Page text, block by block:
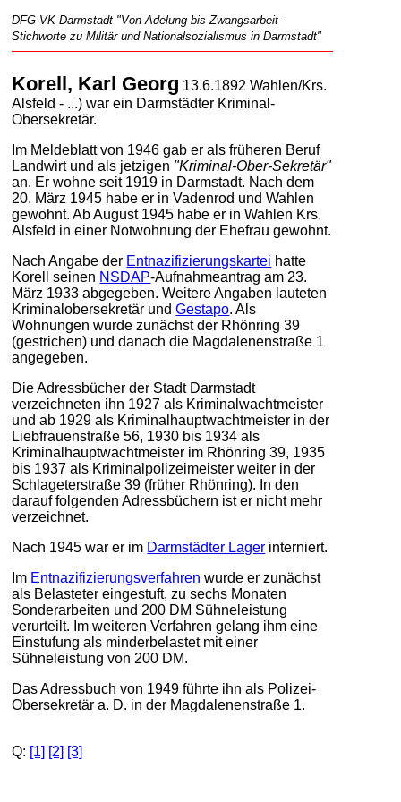
DFG-VK Darmstadt "Von Adelung bis Zwangsarbeit -
Stichworte zu Militär und Nationalsozialismus in Darmstadt"
Korell, Karl Georg 13.6.1892 Wahlen/Krs.
Alsfeld - ...) war ein Darmstädter Kriminal-
Obersekretär.
Im Meldeblatt von 1946 gab er als früheren Beruf
Landwirt und als jetzigen "Kriminal-Ober-Sekretär"
an. Er wohne seit 1919 in Darmstadt. Nach dem
20. März 1945 habe er in Vadenrod und Wahlen
gewohnt. Ab August 1945 habe er in Wahlen Krs.
Alsfeld in einer Notwohnung der Ehefrau gewohnt.
Nach Angabe der Entnazifizierungskartei hatte
Korell seinen NSDAP-Aufnahmeantrag am 23.
März 1933 abgegeben. Weitere Angaben lauteten
Kriminalobersekretär undGestapo. Als
Wohnungen wurde zunächst der Rhönring 39
(gestrichen) und danach die Magdalenenstraße 1
angegeben.
Die Adressbücher der Stadt Darmstadt
verzeichneten ihn 1927 als Kriminalwachtmeister
und ab 1929 als Kriminalhauptwachtmeister in der
Liebfrauenstraße 56, 1930 bis 1934 als
Kriminalhauptwachtmeister im Rhönring 39, 1935
bis 1937 als Kriminalpolizeimeister weiter in der
Schlageterstraße 39 (früher Rhönring). In den
darauf folgenden Adressbüchern ist er nicht mehr
verzeichnet.
Nach 1945 war er im Darmstädter Lager interniert.
Im Entnazifizierungsverfahren wurde er zunächst
als Belasteter eingestuft, zu sechs Monaten
Sonderarbeiten und 200 DM Sühneleistung
verurteilt. Im weiteren Verfahren gelang ihm eine
Einstufung als minderbelastet mit einer
Sühneleistung von 200 DM.
Das Adressbuch von 1949 führte ihn als Polizei-
Obersekretär a. D. in der Magdalenenstraße 1.
Q: [1] [2] [3]